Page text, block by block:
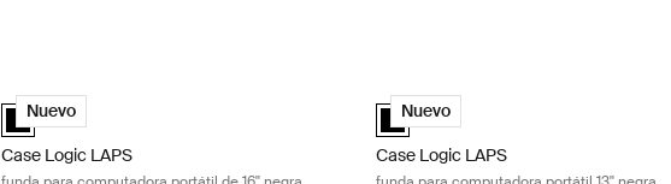
Case Logic LAPS funda para computadora portátil de 16'' negra Black
Nuevo
Case Logic LAPS laptop sleeve 16'' Negro (selected)
Case Logic LAPS
Case Logic LAPS funda para
Nuevo
Case Logic LAPS sleeve 13" Negro
Case Logic LAPS